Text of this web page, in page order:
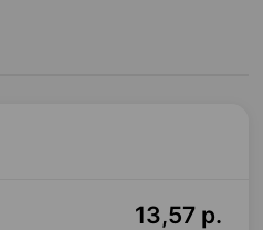
13,57 р.